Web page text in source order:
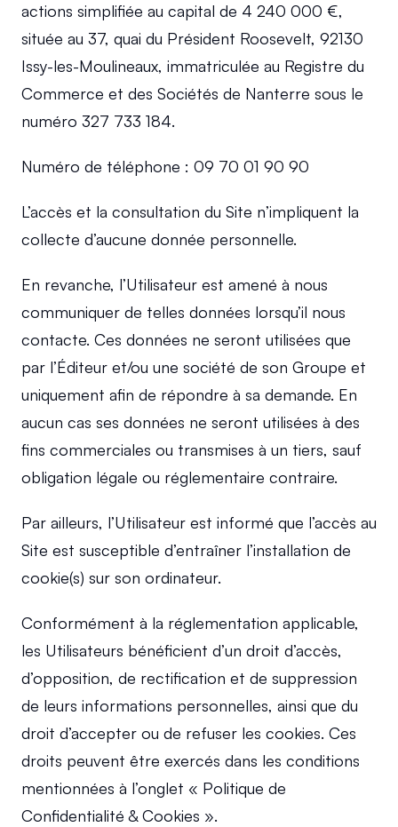
actions simplifiée au capital de 4 240 000 €,
située au 37, quai du Président Roosevelt, 92130
Issy-les-Moulineaux, immatriculée au Registre du
Commerce et des Sociétés de Nanterre sous le
numéro 327 733 184.
Numéro de téléphone : 09 70 01 90 90
L’accès et la consultation du Site n’impliquent la
collecte d’aucune donnée personnelle.
En revanche, l’Utilisateur est amené à nous
communiquer de telles données lorsqu’il nous
contacte. Ces données ne seront utilisées que
par l’Éditeur et/ou une société de son Groupe et
uniquement afin de répondre à sa demande. En
aucun cas ses données ne seront utilisées à des
fins commerciales ou transmises à un tiers, sauf
obligation légale ou réglementaire contraire.
Par ailleurs, l’Utilisateur est informé que l’accès au
Site est susceptible d’entraîner l’installation de
cookie(s) sur son ordinateur.
Conformément à la réglementation applicable,
les Utilisateurs bénéficient d’un droit d’accès,
d’opposition, de rectification et de suppression
de leurs informations personnelles, ainsi que du
droit d’accepter ou de refuser les cookies. Ces
droits peuvent être exercés dans les conditions
mentionnées à l’onglet « Politique de
Confidentialité & Cookies ».